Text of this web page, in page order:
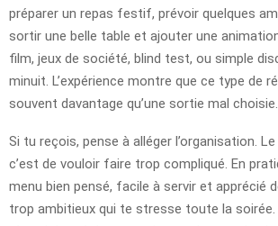
préparer un repas festif, prévoir quelques
sortir une belle table et ajouter une
film, jeux de société, blind test, ou simple
minuit. L’expérience montre que ce type de
souvent davantage qu’une sortie mal choisie.
Si tu reçois, pense à alléger l’organisation.
c’est de vouloir faire trop compliqué. En
menu bien pensé, facile à servir et apprécié
trop ambitieux qui te stresse toute la soirée.